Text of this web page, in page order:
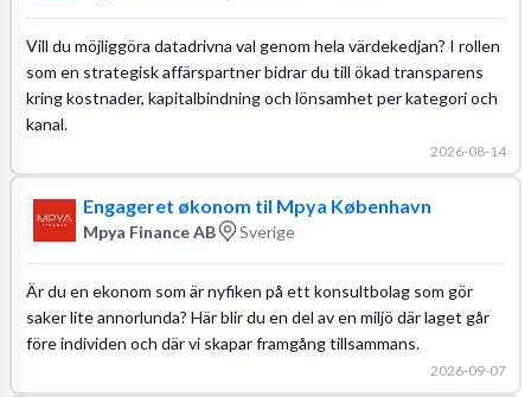
Vill du möjliggöra datadrivna val genom hela värdekedjan? I rollen
som en strategisk affärspartner bidrar du till ökad transparens
kring kostnader, kapitalbindning och lönsamhet per kategori och
kanal.
2026-08-14
Engageret økonom til Mpya København
Mpya Finance AB Sverige
Är du en ekonom som är nyfiken på ett konsultbolag som gör
saker lite annorlunda? Här blir du en del av en miljö där laget går
före individen och där vi skapar framgång tillsammans.
2026-09-07